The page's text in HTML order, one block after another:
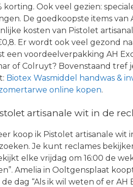
Ook veel gezien:
De goedkoopste items
kosten van Pistolet
Er wordt ook veel gezond
een voordeelverpakking AH
of Colruyt? Bovenstaand tref
Biotex Wasmiddel handwas &
online kopen.
artisanale wit in de
koop ik Pistolet artisanale wit
Je kunt reclames
elke vrijdag om 16:00 de
Amelia in Ooltgensplaat
dag “Als ik wil weten of er AH